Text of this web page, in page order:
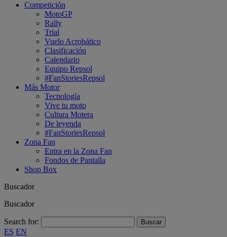
Competición
MotoGP
Rally
Trial
Vuelo Acrobático
Clasificación
Calendario
Equipo Repsol
#FanStoriesRepsol
Más Motor
Tecnología
Vive tu moto
Cultura Motera
De leyenda
#FanStoriesRepsol
Zona Fan
Entra en la Zona Fan
Fondos de Pantalla
Shop Box
Buscador
Buscador
Search for:
ES EN